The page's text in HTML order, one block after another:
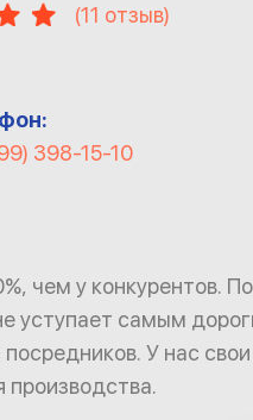
(11 отзыв)
398-15-10
чем у конкурентов.
уступает самым
У нас
производства.